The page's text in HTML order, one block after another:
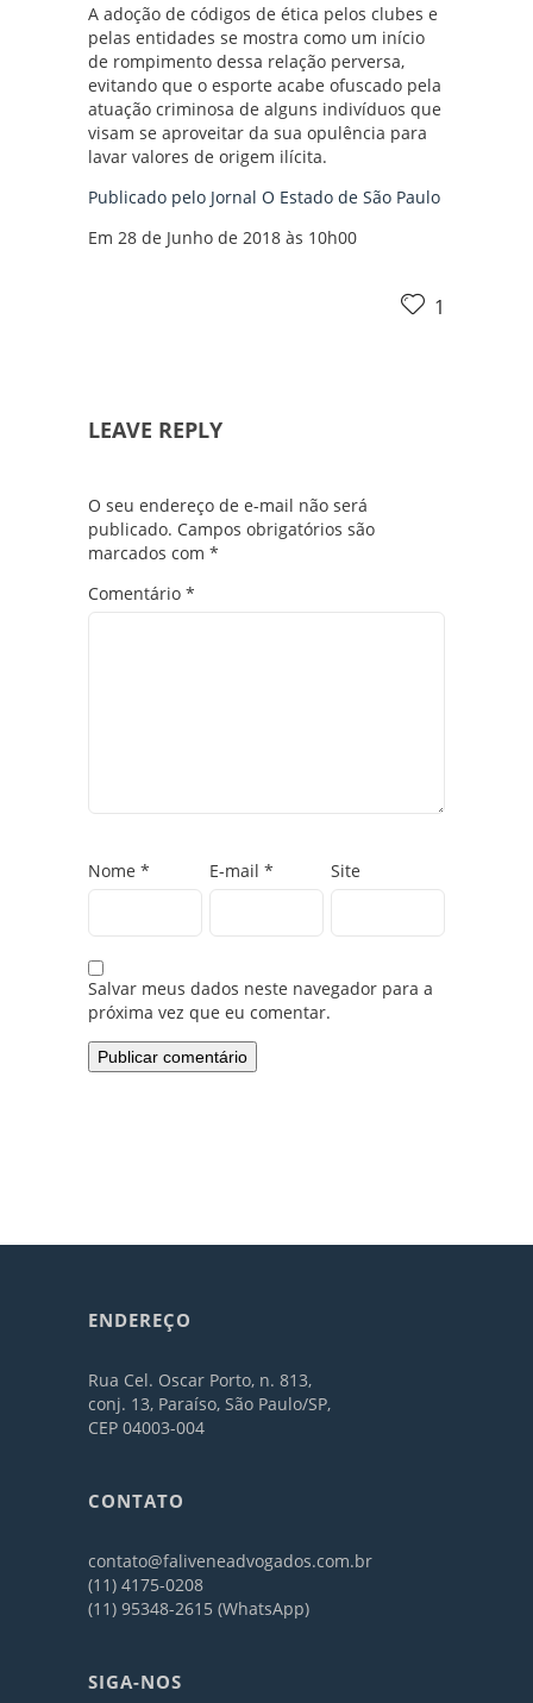
A adoção de códigos de ética pelos clubes e
pelas entidades se mostra como um início
de rompimento dessa relação perversa,
evitando que o esporte acabe ofuscado pela
atuação criminosa de alguns indivíduos que
visam se aproveitar da sua opulência para
lavar valores de origem ilícita.
Publicado pelo Jornal O Estado de São Paulo
Em 28 de Junho de 2018 às 10h00
1
LEAVE REPLY
O seu endereço de e-mail não será
publicado. Campos obrigatórios são
marcados com *
Comentário *
Nome * E-mail * Site
Salvar meus dados neste navegador para a
próxima vez que eu comentar.
ENDEREÇO
Rua Cel. Oscar Porto, n. 813,
conj. 13, Paraíso, São Paulo/SP,
CEP 04003-004
CONTATO
contato@faliveneadvogados.com.br
(11) 4175-0208
(11) 95348-2615 (WhatsApp)
SIGA-NOS